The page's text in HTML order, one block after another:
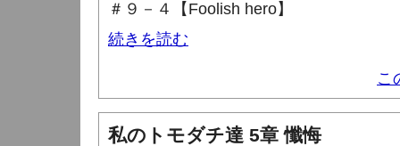
＃９－４【Foolish hero】
続きを読む
こ
私のトモダチ達 5章 懺悔